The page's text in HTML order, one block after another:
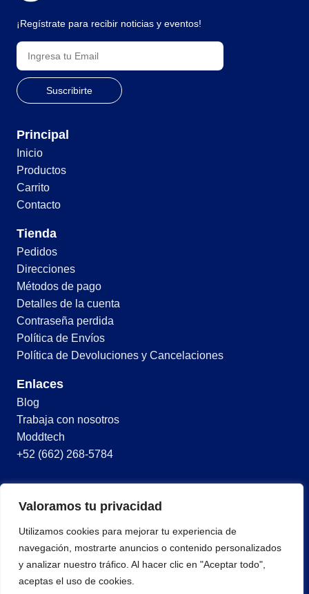
Valoramos tu privacidad
Utilizamos cookies para mejorar tu experiencia de
navegación, mostrarte anuncios o contenido personalizados
y analizar nuestro tráfico. Al hacer clic en "Aceptar todo",
aceptas el uso de cookies.
¡Regístrate para recibir noticias y eventos!
Principal
Inicio
Productos
Carrito
Contacto
Tienda
Pedidos
Direcciones
Métodos de pago
Detalles de la cuenta
Contraseña perdida
Política de Envíos
Política de Devoluciones y Cancelaciones
Enlaces
Blog
Trabaja con nosotros
Moddtech
+52 (662) 268-5784
© 2026 Todos los derechos reservados
Política de privacidad